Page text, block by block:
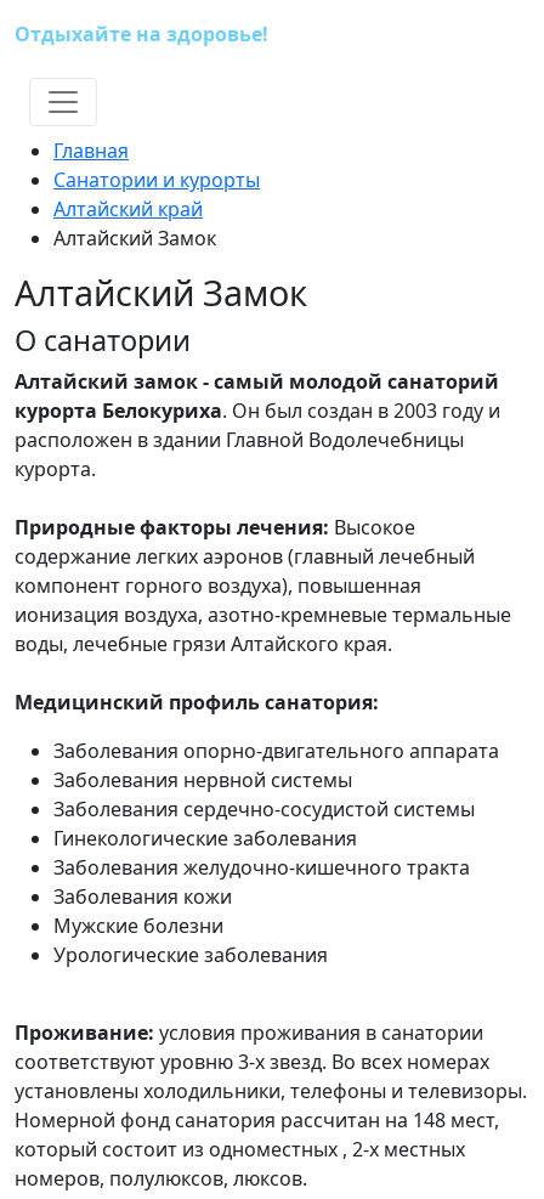
Отдыхайте на здоровье!
Главная
Санатории и курорты
Алтайский край
Алтайский Замок
Алтайский Замок
О санатории
Алтайский замок - самый молодой санаторий
курорта Белокуриха. Он был создан в 2003 году и
расположен в здании Главной Водолечебницы
курорта.
Природные факторы лечения: Высокое
содержание легких аэронов (главный лечебный
компонент горного воздуха), повышенная
ионизация воздуха, азотно-кремневые термальные
воды, лечебные грязи Алтайского края.
Медицинский профиль санатория:
Заболевания опорно-двигательного аппарата
Заболевания нервной системы
Заболевания сердечно-сосудистой системы
Гинекологические заболевания
Заболевания желудочно-кишечного тракта
Заболевания кожи
Мужские болезни
Урологические заболевания
Проживание: условия проживания в санатории
соответствуют уровню 3-х звезд. Во всех номерах
установлены холодильники, телефоны и телевизоры.
Номерной фонд санатория рассчитан на 148 мест,
который состоит из одноместных , 2-х местных
номеров, полулюксов, люксов.